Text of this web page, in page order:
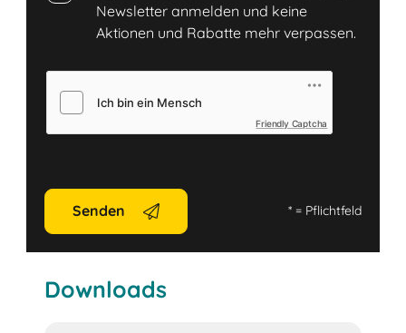
Newsletter anmelden und keine
Aktionen und Rabatte mehr verpassen.
Friendly Captcha
Senden *= Pflichtfeld
Downloads